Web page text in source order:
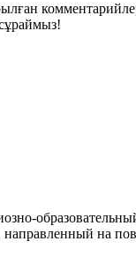
сұраймыз!
на